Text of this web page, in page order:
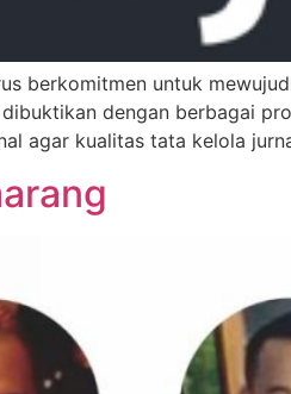
berkomitmen untuk
dengan berbagai
agar kualitas tata kelola